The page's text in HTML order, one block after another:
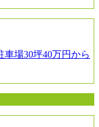
場30坪40万円から